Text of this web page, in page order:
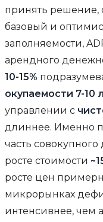
принять решение,
базовый и
заполняемости,
арендного
10-15%
окупаемости 7-10
управлении с
длиннее. Именно
часть
росте стоимости
росте цен
микрорынках
интенсивнее, чем